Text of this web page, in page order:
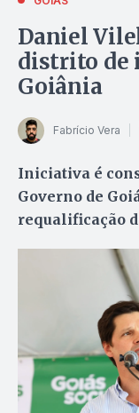
Daniel
distrito de
Goiânia
Fabrício Vera
Iniciativa é
Governo de
requalificação